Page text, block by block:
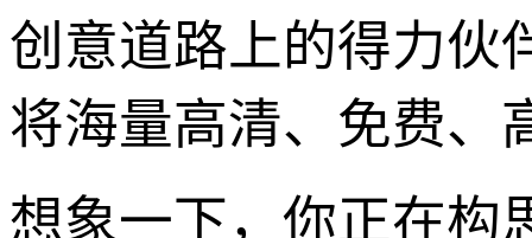
创意道路上的得力伙
将海量高清、免费、
想象一下，你正在构